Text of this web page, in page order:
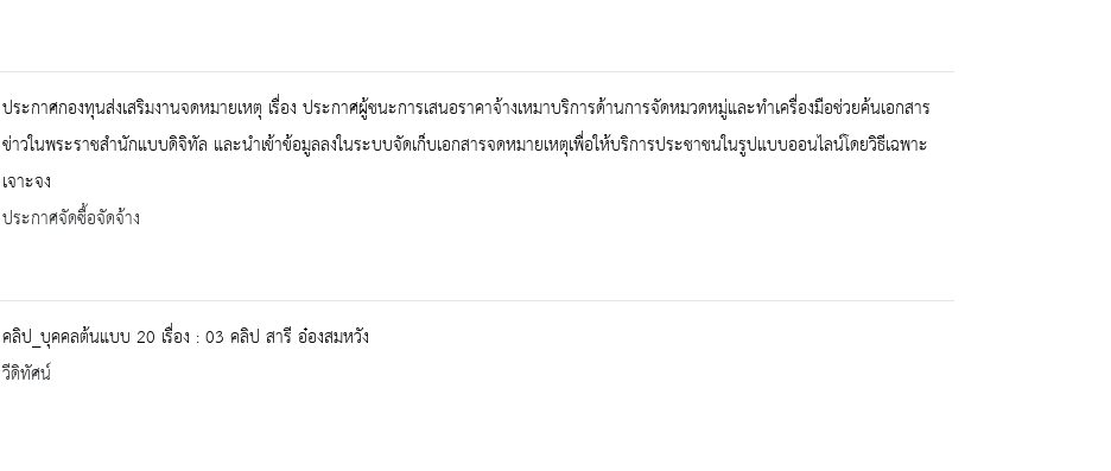
ประกาศกองทุนส่งเสริมงานจดหมายเหตุ เรื่อง ประกาศผู้ชนะการเสนอราคาจ้างเหมาบริการด้านการจัดหมวดหมู่และทำเครื่องมือช่วยค้นเอกสาร
ข่าวในพระราชสำนักแบบดิจิทัล และนำเข้าข้อมูลลงในระบบจัดเก็บเอกสารจดหมายเหตุเพื่อให้บริการประชาชนในรูปแบบออนไลน์โดยวิธีเฉพาะ
เจาะจง
ประกาศจัดซื้อจัดจ้าง
คลิป_บุคคลต้นแบบ 20 เรื่อง : 03 คลิป สารี อ๋องสมหวัง
วีดิทัศน์